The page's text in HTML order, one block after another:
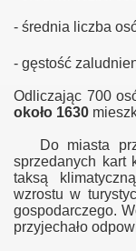
- średnia liczba
- gęstość
Odliczając 700
około 1630
Do miasta
sprzedanych kart
taksą
wzrostu w
gospodarczego.
przyjechało